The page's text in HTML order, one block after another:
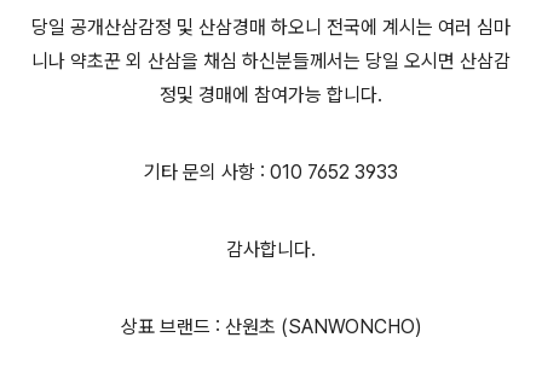
당일 공개산삼감정 및 산삼경매 하오니 전국에 계시는 여러 심마
니나 약초꾼 외 산삼을 채심 하신분들께서는 당일 오시면 산삼감
정및 경매에 참여가능 합니다.
기타 문의 사항 : 010 7652 3933
감사합니다.
상표 브랜드 : 산원초 (SANWONCHO)